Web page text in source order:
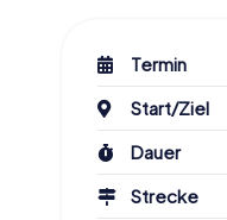
Termin
Start/Ziel
Dauer
Strecke